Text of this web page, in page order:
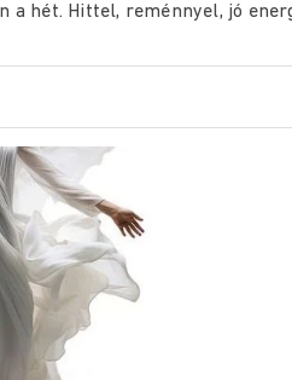
a hét. Hittel, reménnyel, jó